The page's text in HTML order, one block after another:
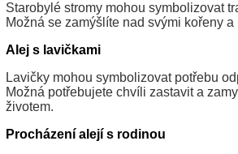
Starobylé stromy mohou symbolizovat
Možná se zamýšlíte nad svými kořeny a
Alej s lavičkami
Lavičky mohou symbolizovat potřebu
Možná potřebujete chvíli zastavit a
životem.
Procházení alejí s rodinou